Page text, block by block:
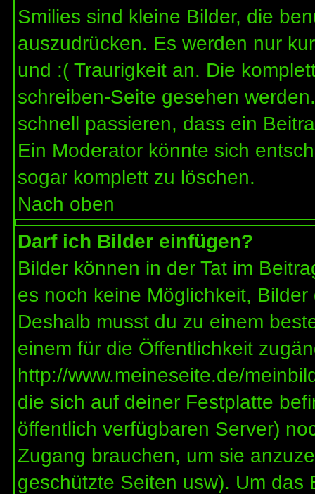
Smilies sind kleine Bilder, die
auszudrücken. Es werden nur
und :( Traurigkeit an. Die
schreiben-Seite gesehen
schnell passieren, dass ein
Ein Moderator könnte sich
sogar komplett zu löschen.
Nach oben
Darf ich Bilder einfügen?
Bilder können in der Tat im
es noch keine Möglichkeit,
Deshalb musst du zu einem
einem für die Öffentlichkeit
http://www.meineseite.de/
die sich auf deiner Festplatte
öffentlich verfügbaren Server)
Zugang brauchen, um sie
geschützte Seiten usw). Um